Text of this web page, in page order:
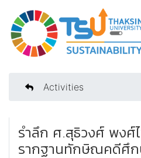
Activities
รำลึก ศ.สุธิวงศ์ พงศ์
รากฐานทักษิณคดีศึก